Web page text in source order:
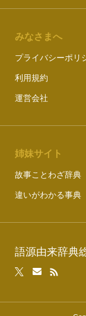
みなさまへ
プライバシーポリ
利用規約
運営会社
姉妹サイト
故事ことわざ辞典
違いがわかる事典
語源由来辞典